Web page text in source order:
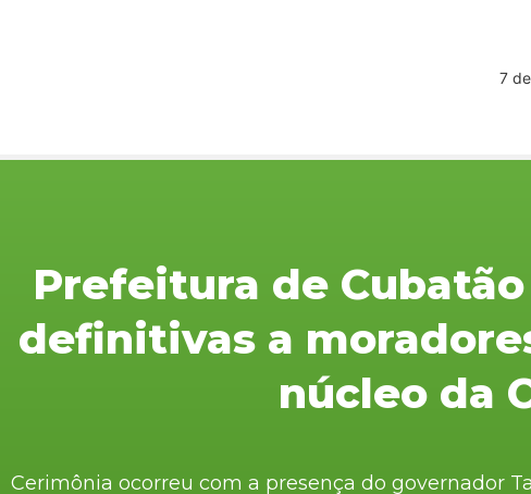
7
Prefeitura de
definitivas a
núcleo da
Cerimônia ocorreu com a presença do governador